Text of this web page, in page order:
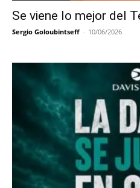
Se viene lo mejor del
Sergio Goloubintseff - 10/06/2026